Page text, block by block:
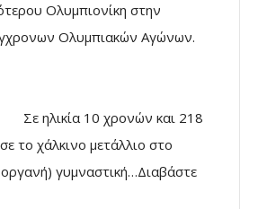
Ολυμπιονίκη στην
Ολυμπιακών Αγώνων.
10 χρονών και 218
το χάλκινο μετάλλιο στο
γυμναστική…Διαβάστε